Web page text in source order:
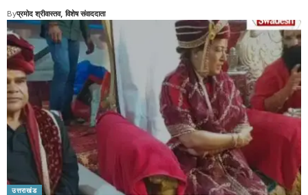
Byप्रमोद श्रीवास्तव, विशेष संवाददाता
उत्तराखंड